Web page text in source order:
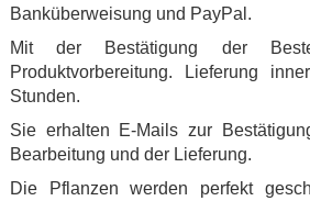
Banküberweisung und PayPal.
Mit der Bestätigung der
Produktvorbereitung. Lieferung
Stunden.
Sie erhalten E-Mails zur
Bearbeitung und der Lieferung.
Die Pflanzen werden perfekt